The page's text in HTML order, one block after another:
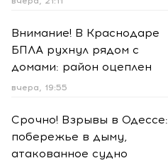
Внимание! В Краснодаре
БПЛА рухнул рядом с
домами: район оцеплен
вчера, 19:55
Срочно! Взрывы в Одессе:
побережье в дыму,
атакованное судно